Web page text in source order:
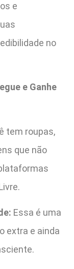
e
no
e Ganhe
tem roupas,
que não
Essa é uma
extra e ainda